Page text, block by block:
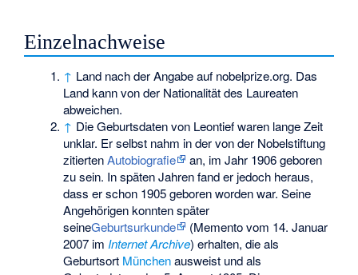
Einzelnachweise
↑ Land nach der Angabe auf nobelprize.org. Das
Land kann von der Nationalität des Laureaten
abweichen.
↑ Die Geburtsdaten von Leontief waren lange Zeit
unklar. Er selbst nahm in der von der Nobelstiftung
zitiertenAutobiografie
an, im Jahr 1906 geboren
zu sein. In späten Jahren fand er jedoch heraus,
dass er schon 1905 geboren worden war. Seine
Angehörigen konnten später
seineGeburtsurkunde (Mementovom 14. Januar
2007 im Internet Archive) erhalten, die als
Geburtsort Münchenausweist und als